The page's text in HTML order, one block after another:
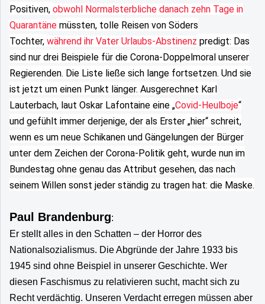
Positiven, obwohl Normalsterbliche danach zehn Tage in
Quarantäne müssten, tolle Reisen von Söders
Tochter, während ihr Vater Urlaubs-Abstinenz predigt: Das
sind nur drei Beispiele für die Corona-Doppelmoral unserer
Regierenden. Die Liste ließe sich lange fortsetzen. Und sie
ist jetzt um einen Punkt länger. Ausgerechnet Karl
Lauterbach, laut Oskar Lafontaine eine „Covid-Heulboje“
und gefühlt immer derjenige, der als Erster „hier“ schreit,
wenn es um neue Schikanen und Gängelungen der Bürger
unter dem Zeichen der Corona-Politik geht, wurde nun im
Bundestag ohne genau das Attribut gesehen, das nach
seinem Willen sonst jeder ständig zu tragen hat: die Maske.
Paul Brandenburg:
Er stellt alles in den Schatten – der Horror des
Nationalsozialismus. Die Abgründe der Jahre 1933 bis
1945 sind ohne Beispiel in unserer Geschichte. Wer
diesen Faschismus zu relativieren sucht, macht sich zu
Recht verdächtig. Unseren Verdacht erregen müssen aber